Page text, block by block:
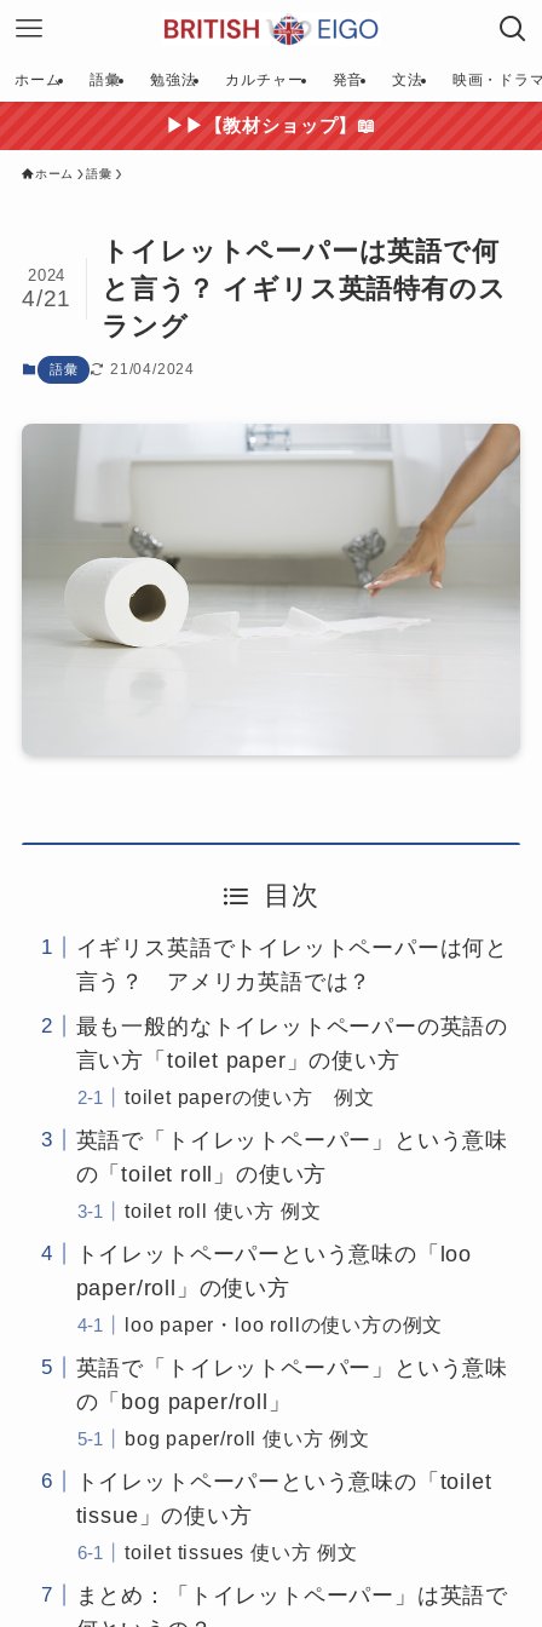
ホーム 語彙 勉強法 カルチャー 発音 文法 映画・ドラ
▶▶【教材ショップ】📖
ホーム 語彙
トイレットペーパーは英語で何
と言う？ イギリス英語特有のス
ラング
2024
4/21
語彙 21/04/2024
目次
イギリス英語でトイレットペーパーは何と
言う？ アメリカ英語では？
最も一般的なトイレットペーパーの英語の
言い方「toilet paper」の使い方
toilet paperの使い方 例文
英語で「トイレットペーパー」という意味
の「toilet roll」の使い方
toilet roll 使い方 例文
トイレットペーパーという意味の「loo
paper/roll」の使い方
loo paper・loo rollの使い方の例文
英語で「トイレットペーパー」という意味
の「bog paper/roll」
bog paper/roll 使い方 例文
トイレットペーパーという意味の「toilet
tissue」の使い方
toilet tissues 使い方 例文
まとめ：「トイレットペーパー」は英語で